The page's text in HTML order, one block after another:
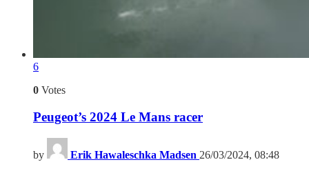
6
0 Votes
Peugeot’s 2024 Le Mans racer
by Erik Hawaleschka Madsen 26/03/2024, 08:48